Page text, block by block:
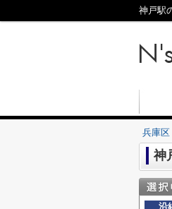
神戸駅
兵庫区
神
沿